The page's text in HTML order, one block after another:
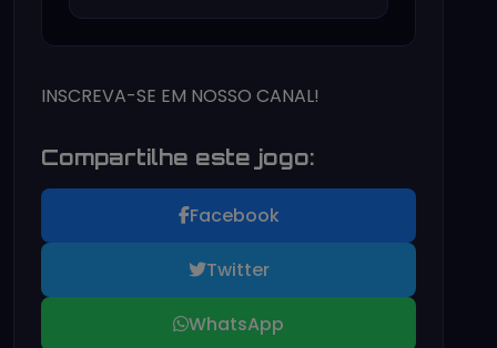
INSCREVA-SE EM NOSSO CANAL!
Compartilhe este jogo:
Facebook
Twitter
WhatsApp